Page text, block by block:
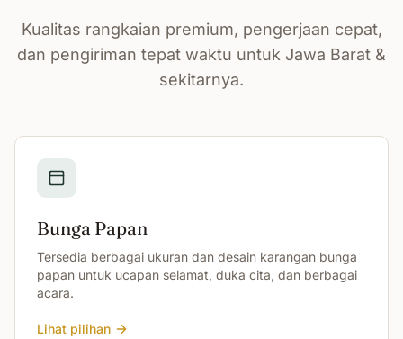
Kualitas rangkaian premium, pengerjaan cepat,
dan pengiriman tepat waktu untuk Jawa Barat &
sekitarnya.
Bunga Papan
Tersedia berbagai ukuran dan desain karangan bunga
papan untuk ucapan selamat, duka cita, dan berbagai
acara.
Lihat pilihan